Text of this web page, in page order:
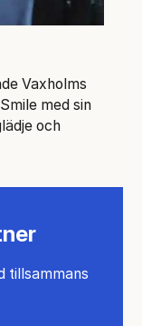
Vaxholms
med sin
och
tillsammans